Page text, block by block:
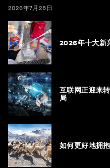
2026年7月28日
2026年十大新
互联网正迎来
局
如何更好地拥